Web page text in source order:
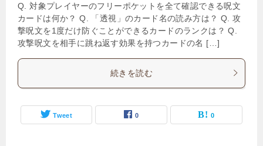
Q. 対象プレイヤーのフリーポケットを全て確認できる呪文
カードは何か？ Q. 「透視」のカード名の読み方は？ Q. 攻
撃呪文を1度だけ防ぐことができるカードのランクは？ Q.
攻撃呪文を相手に跳ね返す効果を持つカードの名 […]
続きを読む
Tweet 0 0